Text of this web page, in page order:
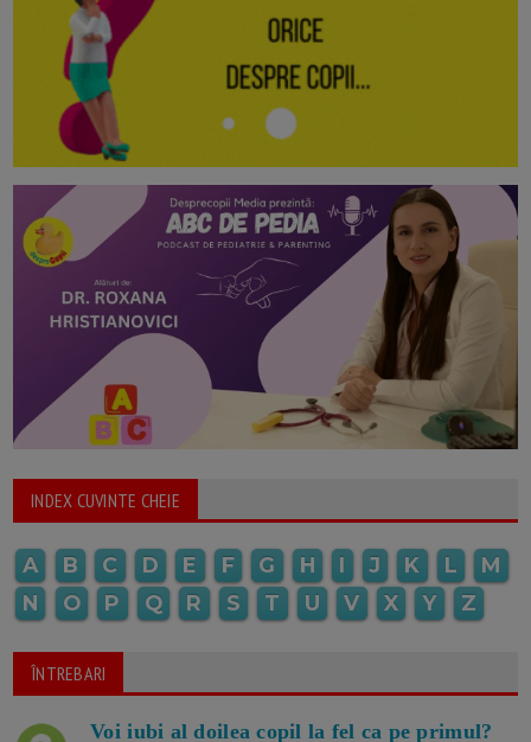
INDEX CUVINTE CHEIE
A B C D E F G H I J K L
M
N
O P Q R S T U V X Y Z
ÎNTREBARI
Voi iubi al doilea copil la fel ca pe primul?